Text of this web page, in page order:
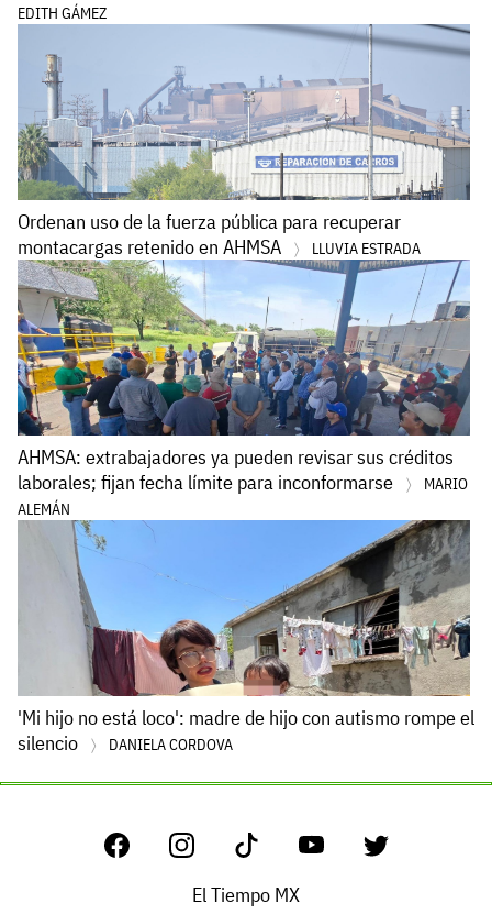
EDITH GÁMEZ
Ordenan uso de la fuerza pública para recuperar
montacargas retenido en AHMSA
LLUVIA ESTRADA
AHMSA: extrabajadores ya pueden revisar sus créditos
laborales; fijan fecha límite para inconformarse
MARIO
ALEMÁN
'Mi hijo no está loco': madre de hijo con autismo rompe el
silencio
DANIELA CORDOVA
El Tiempo MX